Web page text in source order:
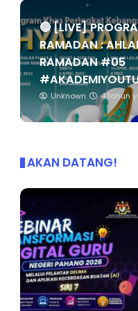
🔴 [LIVE]
RAMADAN :
RAMADAN #05
Unknown 4 tahun
AKAN DATANG!